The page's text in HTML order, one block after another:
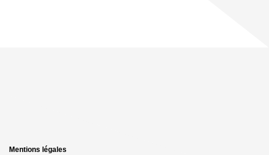
Mentions légales